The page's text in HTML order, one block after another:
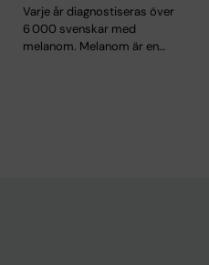
Varje år diagnostiseras över
6 000 svenskar med
melanom. Melanom är en…